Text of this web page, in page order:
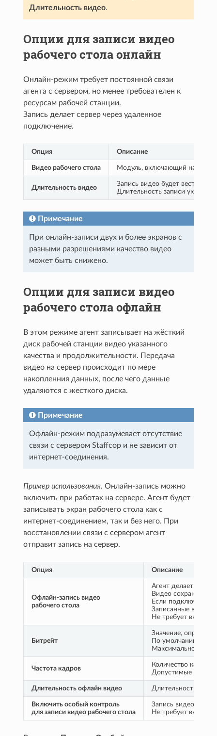
Длительность видео.
Опции для записи видео
рабочего стола онлайн
Онлайн-режим требует постоянной связи
агента с сервером, но менее требователен к
ресурсам рабочей станции.
Запись делает сервер через удаленное
подключение.
Опция Описание
Видео рабочего стола Модуль, включающий на
Длительность видео
Запись видео будет вестись
Длительность записи
Примечание
При онлайн-записи двух и более экранов с
разными разрешениями качество видео
может быть снижено.
Опции для записи видео
рабочего стола офлайн
В этом режиме агент записывает на жёсткий
диск рабочей станции видео указанного
качества и продолжительности. Передача
видео на сервер происходит по мере
накопленния данных, после чего данные
удаляются с жесткого диска.
Примечание
Офлайн-режим подразумевает отсутствие
связи с сервером Staffcop и не зависит от
интернет-соединения.
Пример использования. Онлайн-запись можно
включить при работах на сервере. Агент будет
записывать экран рабочего стола как с
интернет-соединением, так и без него. При
восстановлении связи с сервером агент
отправит запись на сервер.
Опция Описание
Офлайн-запись видео
рабочего стола
Агент делает
Видео сохраняется
Если подключения
Записанные видео
Не требует
Битрейт
Значение,
По умолчанию
Максимальное
Частота кадров
Количество кадров
Допустимые
Длительность офлайн видео Длительность
Включить особый контроль
для записи видео рабочего стола
Запись видео
Не требует